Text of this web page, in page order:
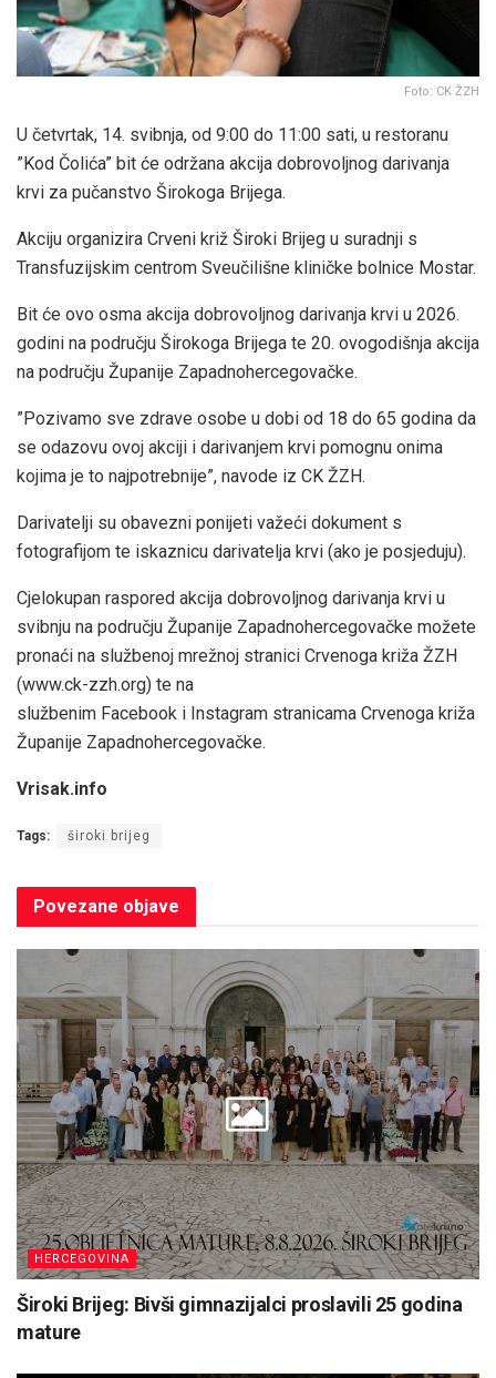
Foto: CK ŽZH
U četvrtak, 14. svibnja, od 9:00 do 11:00 sati, u restoranu
”Kod Čolića” bit će održana akcija dobrovoljnog darivanja
krvi za pučanstvo Širokoga Brijega.
Akciju organizira Crveni križ Široki Brijeg u suradnji s
Transfuzijskim centrom Sveučilišne kliničke bolnice Mostar.
Bit će ovo osma akcija dobrovoljnog darivanja krvi u 2026.
godini na području Širokoga Brijega te 20. ovogodišnja akcija
na području Županije Zapadnohercegovačke.
”Pozivamo sve zdrave osobe u dobi od 18 do 65 godina da
se odazovu ovoj akciji i darivanjem krvi pomognu onima
kojima je to najpotrebnije”, navode iz CK ŽZH.
Darivatelji su obavezni ponijeti važeći dokument s
fotografijom te iskaznicu darivatelja krvi (ako je posjeduju).
Cjelokupan raspored akcija dobrovoljnog darivanja krvi u
svibnju na području Županije Zapadnohercegovačke možete
pronaći na službenoj mrežnoj stranici Crvenoga križa ŽZH
(www.ck-zzh.org) te na
službenim Facebook i Instagram stranicama Crvenoga križa
Županije Zapadnohercegovačke.
Vrisak.info
Tags: široki brijeg
Povezane objave
HERCEGOVINA
Široki Brijeg: Bivši gimnazijalci proslavili 25 godina
mature